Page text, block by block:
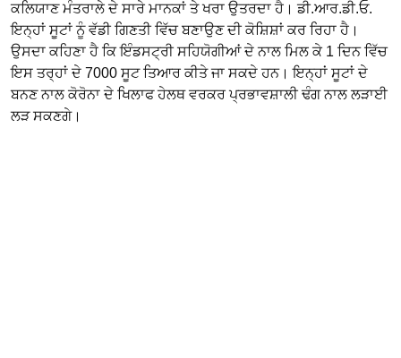
ਕਲਿਯਾਣ ਮੰਤਰਾਲੇ ਦੇ ਸਾਰੇ ਮਾਨਕਾਂ ਤੇ ਖਰਾ ਉਤਰਦਾ ਹੈ। ਡੀ.ਆਰ.ਡੀ.ਓ.
ਇਨ੍ਹਾਂ ਸੂਟਾਂ ਨੂੰ ਵੱਡੀ ਗਿਣਤੀ ਵਿੱਚ ਬਣਾਉਣ ਦੀ ਕੋਸ਼ਿਸ਼ਾਂ ਕਰ ਰਿਹਾ ਹੈ।
ਉਸਦਾ ਕਹਿਣਾ ਹੈ ਕਿ ਇੰਡਸਟ੍ਰੀ ਸਹਿਯੋਗੀਆਂ ਦੇ ਨਾਲ ਮਿਲ ਕੇ 1 ਦਿਨ ਵਿੱਚ
ਇਸ ਤਰ੍ਹਾਂ ਦੇ 7000 ਸੂਟ ਤਿਆਰ ਕੀਤੇ ਜਾ ਸਕਦੇ ਹਨ। ਇਨ੍ਹਾਂ ਸੂਟਾਂ ਦੇ
ਬਨਣ ਨਾਲ ਕੋਰੋਨਾ ਦੇ ਖਿਲਾਫ ਹੇਲਥ ਵਰਕਰ ਪ੍ਰਭਾਵਸ਼ਾਲੀ ਢੰਗ ਨਾਲ ਲੜਾਈ
ਲੜ ਸਕਣਗੇ।